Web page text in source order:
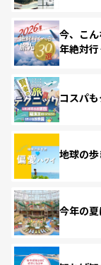
今、こ
年絶対
コスパ
地球の
今年の夏